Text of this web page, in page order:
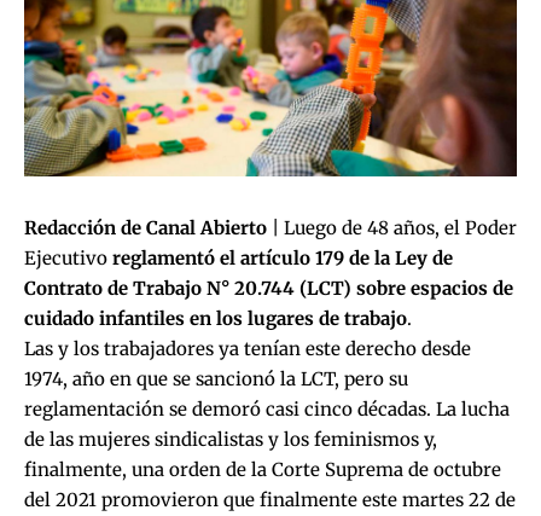
Redacción de Canal Abierto | Luego de 48 años, el Poder
Ejecutivo reglamentó el artículo 179 de la Ley de
Contrato de Trabajo N° 20.744 (LCT) sobre espacios de
cuidado infantiles en los lugares de trabajo.
Las y los trabajadores ya tenían este derecho desde
1974, año en que se sancionó la LCT, pero su
reglamentación se demoró casi cinco décadas. La lucha
de las mujeres sindicalistas y los feminismos y,
finalmente, una orden de la Corte Suprema de octubre
del 2021 promovieron que finalmente este martes 22 de